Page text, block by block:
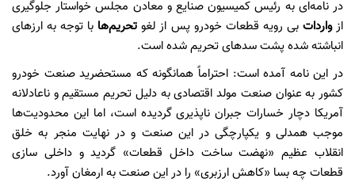
در نامه‌ای به رئیس کمیسیون صنایع و معادن مجلس خواستار جلوگیری
ازواردات بی رویه قطعات خودرو پس از لغو تحریم‌ها با توجه به ارزهای
انباشته شده پشت سدهای تحریم شده است.
در این نامه آمده است: احتراماً همانگونه که مستحضرید صنعت خودرو
کشور به عنوان صنعت مولد اقتصادی به دلیل تحریم مستقیم و ناعادلانه
آمریکا دچار خسارات جبران ناپذیری گردیده است، اما این محدودیت‌ها
موجب همدلی و یکپارچگی در این صنعت و در نهایت منجر به خلق
انقلاب عظیم «نهضت ساخت داخل قطعات» گردید و داخلی سازی
قطعات چه بسا «کاهش ارزبری» را در این صنعت به ارمغان آورد.